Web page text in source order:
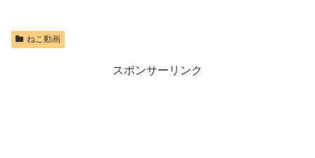
ねこ動画
スポンサーリンク